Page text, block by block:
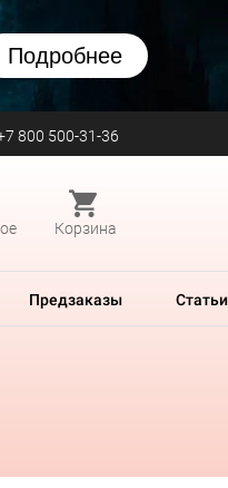
Подробнее
800 500-31-36
Корзина
Предзаказы Статьи